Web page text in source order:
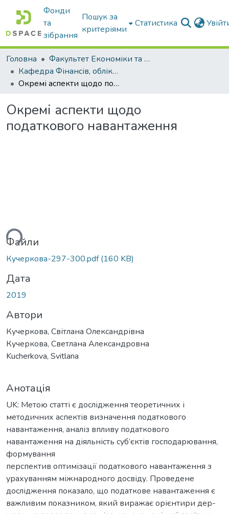
Фонди
та
зібрання
Пошук за
критеріями
Статистика
Головна
Факультет Економіки та бізнесу
Кафедра Фінансів, обліку і оподаткування
Окремі аспекти щодо податкового навантаження
Окремі аспекти щодо
податкового навантаження
Файли
Кучеркова-297-300.pdf(160 KB)
Дата
2019
Автори
Кучеркова, Світлана Олександрівна
Кучеркова, Светлана Александровна
Kucherkova, Svitlana
Анотація
UK: Метою статті є дослідження теоретичних і
методичних аспектів визначення податкового
навантаження, аналіз впливу податкового
навантаження на діяльність суб’єктів господарювання,
формування
перспектив оптимізації податкового навантаження з
урахуванням міжнародного досвіду. Проведене
дослідження показало, що податкове навантаження є
важливим показником, який виражає орієнтири дер-